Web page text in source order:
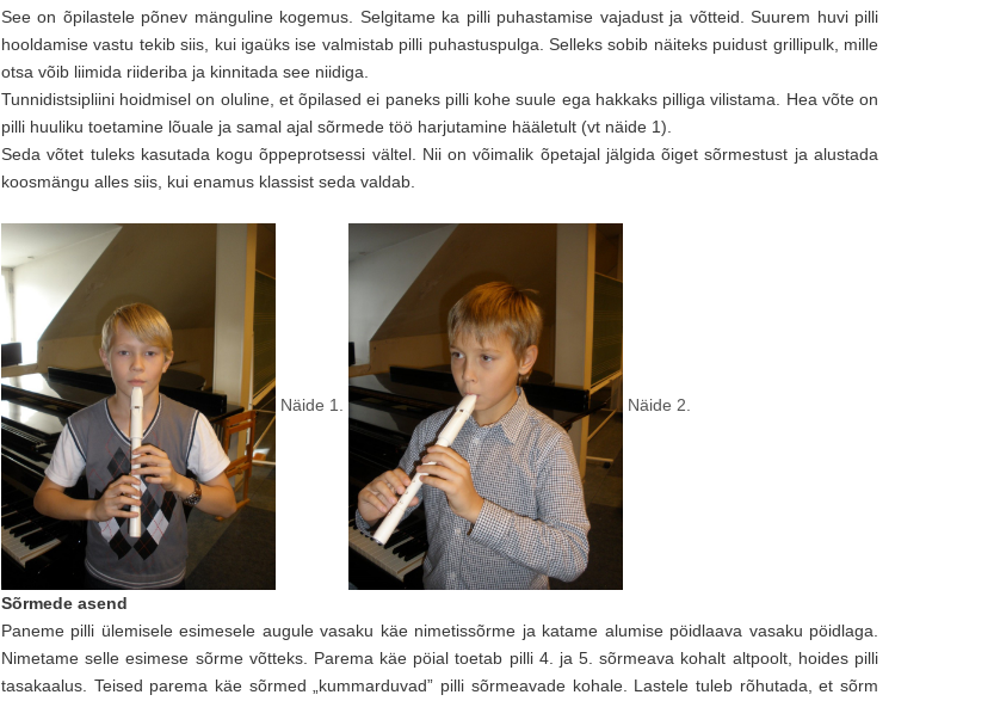
See on õpilastele põnev mänguline kogemus. Selgitame ka pilli puhastamise vajadust ja võtteid. Suurem huvi pilli
hooldamise vastu tekib siis, kui igaüks ise valmistab pilli puhastuspulga. Selleks sobib näiteks puidust grillipulk, mille
otsa võib liimida riideriba ja kinnitada see niidiga.
Tunnidistsipliini hoidmisel on oluline, et õpilased ei paneks pilli kohe suule ega hakkaks pilliga vilistama. Hea võte on
pilli huuliku toetamine lõuale ja samal ajal sõrmede töö harjutamine hääletult (vt näide 1).
Seda võtet tuleks kasutada kogu õppeprotsessi vältel. Nii on võimalik õpetajal jälgida õiget sõrmestust ja alustada
koosmängu alles siis, kui enamus klassist seda valdab.
Näide 1. Näide 2.
Sõrmede asend
Paneme pilli ülemisele esimesele augule vasaku käe nimetissõrme ja katame alumise pöidlaava vasaku pöidlaga.
Nimetame selle esimese sõrme võtteks. Parema käe pöial toetab pilli 4. ja 5. sõrmeava kohalt altpoolt, hoides pilli
tasakaalus. Teised parema käe sõrmed „kummarduvad” pilli sõrmeavade kohale. Lastele tuleb rõhutada, et sõrm